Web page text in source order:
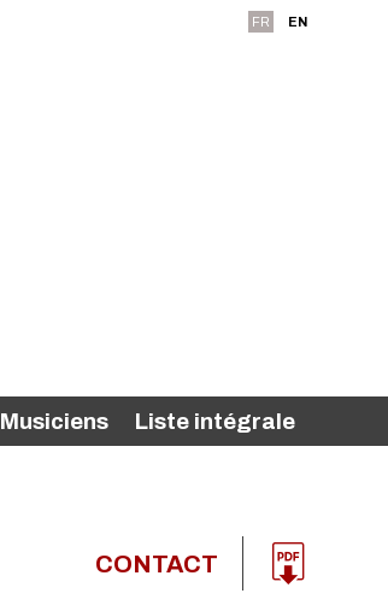
FR EN
Musiciens Liste intégrale
CONTACT